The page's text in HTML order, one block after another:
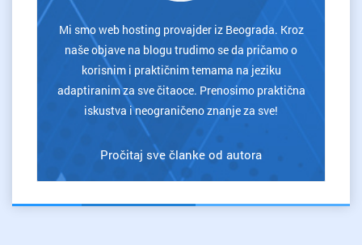
Mi smo web hosting provajder iz Beograda. Kroz
naše objave na blogu trudimo se da pričamo o
korisnim i praktičnim temama na jeziku
adaptiranim za sve čitaoce. Prenosimo praktična
iskustva i neograničeno znanje za sve!
Pročitaj sve članke od autora